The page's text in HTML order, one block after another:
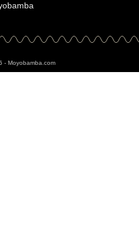
- Moyobamba.com